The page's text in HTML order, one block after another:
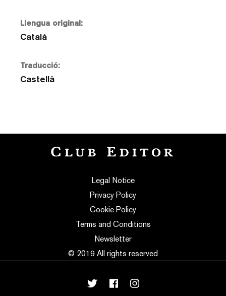
Llengua original:
Català
Traducció:
Castellà
Legal Notice
Privacy Policy
Cookie Policy
Terms and Conditions
Newsletter
© 2019 All rights reserved